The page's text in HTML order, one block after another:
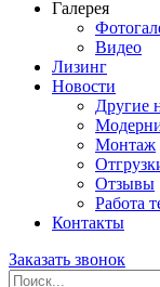
Галерея
Видео
Лизинг
Новости
Другие
Монтаж
Отзывы
Работа
Контакты
Заказать звонок